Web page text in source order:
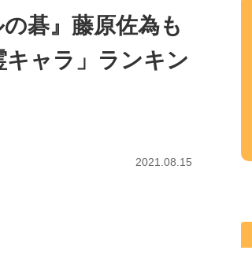
碁』藤原佐為も
キャラ」ランキン
2021.08.15